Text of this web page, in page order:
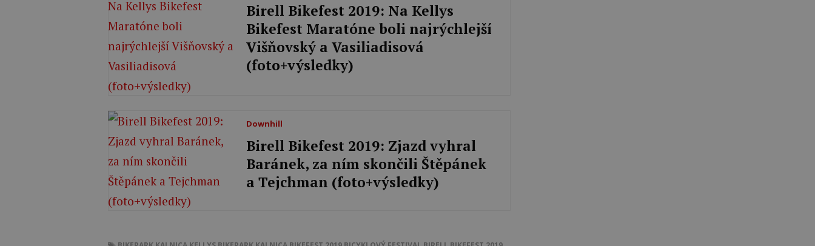
Birell Bikefest 2019: Na Kellys
Bikefest Maratóne boli najrýchlejší
Višňovský a Vasiliadisová
(foto+výsledky)
Downhill
Birell Bikefest 2019: Zjazd vyhral
Baránek, za ním skončili Štěpánek
a Tejchman (foto+výsledky)